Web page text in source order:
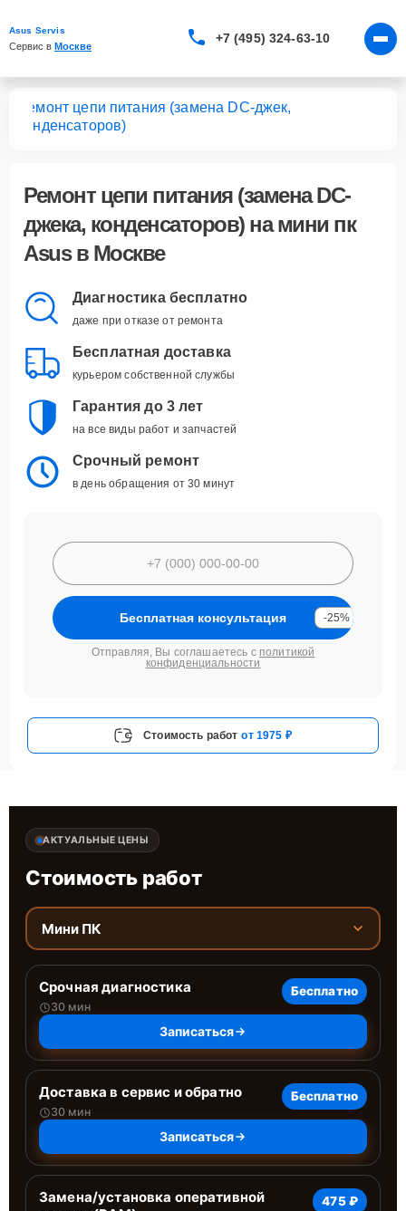
Asus Servis
Сервис в Москве
+7 (495) 324-63-10
Ремонт цепи питания (замена DC-джек,
конденсаторов)
Ремонт цепи питания (замена DC-
джека, конденсаторов)на мини пк
Asus в Москве
Диагностика бесплатно
даже при отказе от ремонта
Бесплатная доставка
курьером собственной службы
Гарантия до 3 лет
на все виды работ и запчастей
Срочный ремонт
в день обращения от 30 минут
Бесплатная консультация -25%
Отправляя, Вы соглашаетесь с политикой
конфиденциальности
Стоимость работ от 1975 ₽
АКТУАЛЬНЫЕ ЦЕНЫ
Стоимость работ
Мини ПК
Срочная диагностика
30 мин
Бесплатно
Записаться
Доставка в сервис и обратно
30 мин
Бесплатно
Записаться
Замена/установка оперативной
475 ₽